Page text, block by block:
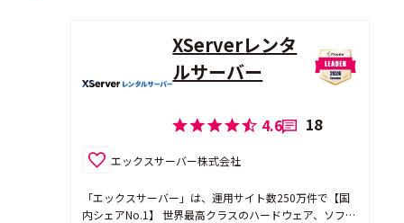
XServerレンタ
ルサーバー
4.6 18
エックスサーバー株式会社
「エックスサーバー」は、運用サイト数250万件で【国
内シェアNo.1】 世界最高クラスのハードウェア、ソフト